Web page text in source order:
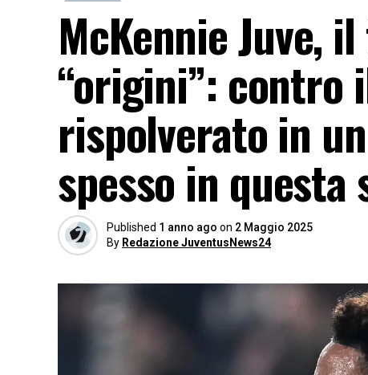
McKennie Juve,
“origini”: contro
rispolverato in
spesso in questa
Published 1 anno ago on 2 Maggio 2025
By Redazione JuventusNews24